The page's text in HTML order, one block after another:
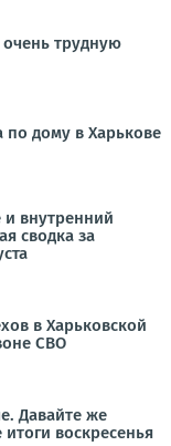
очень трудную
дому в Харькове
внутренний
сводка за
в Харьковской
СВО
Давайте же
воскресенья